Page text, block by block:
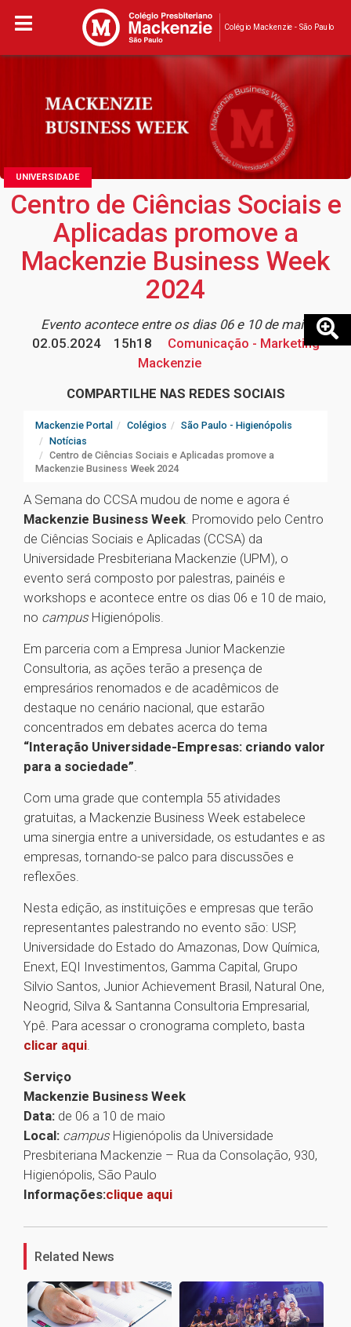
Colégio Mackenzie - São Paulo
UNIVERSIDADE
Centro de Ciências Sociais e
Aplicadas promove a
Mackenzie Business Week
2024
Evento acontece entre os dias 06 e 10 de maio
02.05.2024
15h18
Comunicação - Marketing
Mackenzie
COMPARTILHE NAS REDES SOCIAIS
Mackenzie Portal Colégios
São Paulo - Higienópolis
Notícias
Centro de Ciências Sociais e Aplicadas promove a
Mackenzie Business Week 2024
A Semana do CCSA mudou de nome e agora é
Mackenzie Business Week. Promovido pelo Centro
de Ciências Sociais e Aplicadas (CCSA) da
Universidade Presbiteriana Mackenzie (UPM), o
evento será composto por palestras, painéis e
workshops e acontece entre os dias 06 e 10 de maio,
no campus Higienópolis.
Em parceria com a Empresa Junior Mackenzie
Consultoria, as ações terão a presença de
empresários renomados e de acadêmicos de
destaque no cenário nacional, que estarão
concentrados em debates acerca do tema
“Interação Universidade-Empresas: criando valor
para a sociedade”.
Com uma grade que contempla 55 atividades
gratuitas, a Mackenzie Business Week estabelece
uma sinergia entre a universidade, os estudantes e as
empresas, tornando-se palco para discussões e
reflexões.
Nesta edição, as instituições e empresas que terão
representantes palestrando no evento são: USP,
Universidade do Estado do Amazonas, Dow Química,
Enext, EQI Investimentos, Gamma Capital, Grupo
Silvio Santos, Junior Achievement Brasil, Natural One,
Neogrid, Silva & Santanna Consultoria Empresarial,
Ypê. Para acessar o cronograma completo, basta
clicar aqui.
Serviço
Mackenzie Business Week
Data: de 06 a 10 de maio
Local: campus Higienópolis da Universidade
Presbiteriana Mackenzie – Rua da Consolação, 930,
Higienópolis, São Paulo
Informações:clique aqui
Related News